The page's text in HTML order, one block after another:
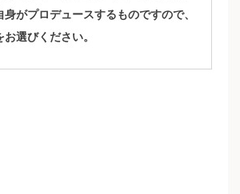
がプロデュースするものですので、
選びください。